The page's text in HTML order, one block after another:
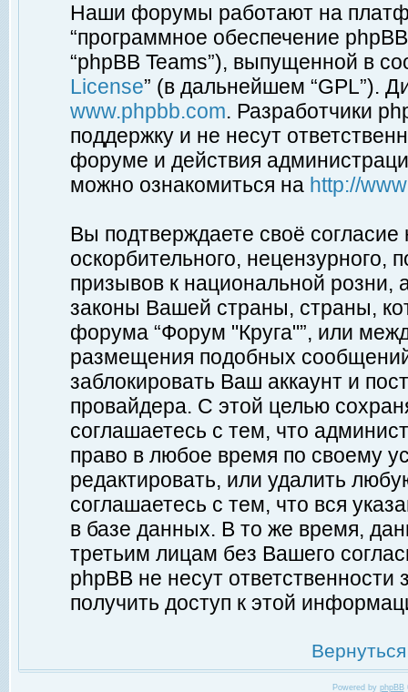
Наши форумы работают на
“программное обеспечение
“phpBB Teams”), выпущенной в
License” (в дальнейшем “GPL”).
www.phpbb.com. Разработчики
поддержку и не несут
форуме и действия
можно ознакомиться на http://
Вы подтверждаете своё
оскорбительного, нецензурного,
призывов к национальной
законы Вашей страны, страны,
форума “Форум "Круга"”, или
размещения подобных
заблокировать Ваш аккаунт и
провайдера. С этой целью
соглашаетесь с тем, что
право в любое время по своему
редактировать, или удалить
соглашаетесь с тем, что вся
в базе данных. В то же время,
третьим лицам без Вашего
phpBB не несут ответственности
получить доступ к этой
Powered by phpBB